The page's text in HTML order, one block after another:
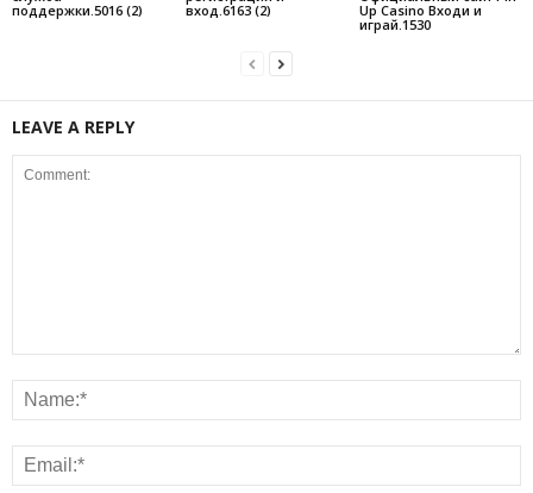
поддержки.5016 (2)
вход.6163 (2)
Up Casino Входи и
играй.1530
LEAVE A REPLY